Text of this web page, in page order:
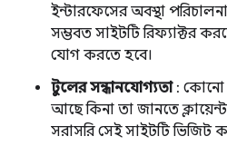
ইন্টারফেসের অবস্থা
সম্ভবত সাইটটি রিফ্যাক্টর
যোগ করতে হবে।
টুলের সন্ধানযোগ্যতা: কোনো
আছে কিনা তা জানতে
সরাসরি সেই সাইটটি ভিজিট